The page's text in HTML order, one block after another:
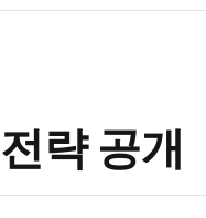
략 공개